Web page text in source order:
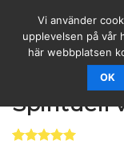
content
Spirituell
Vi använder
upplevelsen på vår
här webbplatsen
OK